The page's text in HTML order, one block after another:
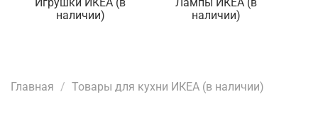
Игрушки ИКЕА (в
наличии)
Лампы ИКЕА (в
наличии)
Главная Товары для кухни ИКЕА (в наличии)